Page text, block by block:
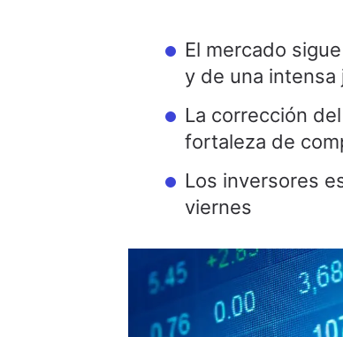
El mercado
y de una
La corrección
fortaleza de
Los inversores
viernes